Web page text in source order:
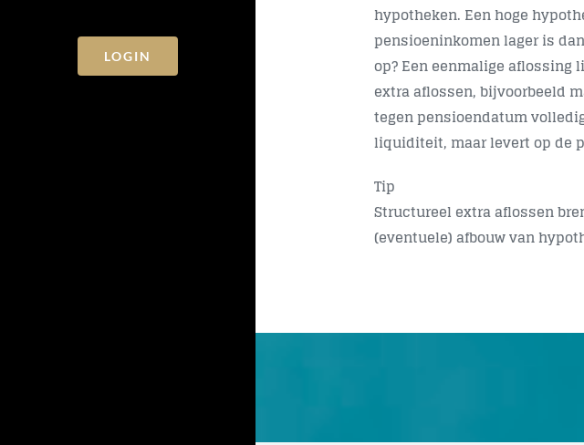
LOGIN
hypotheken. Een hoge
pensioeninkomen lager is
op? Een eenmalige
extra aflossen, bijvoorbeeld
tegen pensioendatum
liquiditeit, maar levert op de
Tip
Structureel extra aflossen
(eventuele) afbouw van